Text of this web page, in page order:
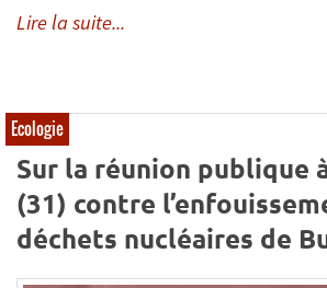
Lire la suite...
Ecologie
Sur la réunion publique
(31) contre
déchets nucléaires de